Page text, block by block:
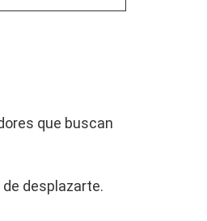
que buscan
desplazarte.